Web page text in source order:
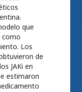
que
como
Los
de
JAKi en
estimaron